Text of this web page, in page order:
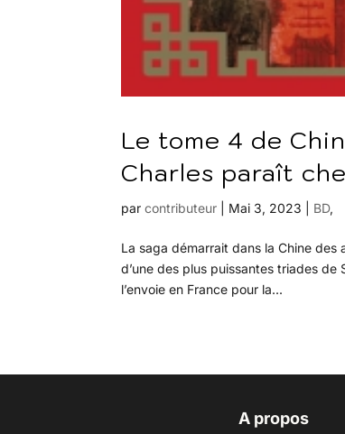
Le tome 4 de
Charles paraît
parcontributeur Mai 3, 2023 BD,
La saga démarrait dans la Chine
d’une des plus puissantes triades
l’envoie en France pour la...
A propos